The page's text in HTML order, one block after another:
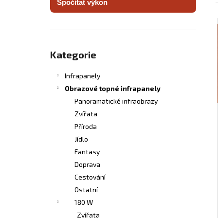
Spočítat výkon
kategorie
Kategorie
Infrapanely
Obrazové topné infrapanely
Panoramatické infraobrazy
Zvířata
Příroda
Jídlo
Fantasy
Doprava
Cestování
Ostatní
180 W
Zvířata
INFRASVĚTLO